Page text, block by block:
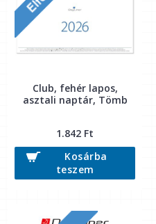
Club, fehér lapos,
asztali naptár, Tömb
1.842 Ft
Kosárba
teszem